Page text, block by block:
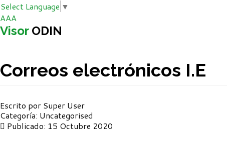
Select Language ▼
AAA
Visor ODIN
Correos electrónicos I.E
Escrito por Super User
Categoría: Uncategorised
Publicado: 15 Octubre 2020